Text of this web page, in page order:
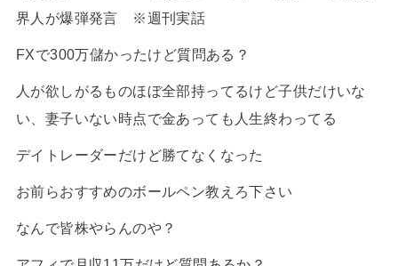
界人が爆弾発言 ※週刊実話
FXで300万儲かったけど質問ある？
人が欲しがるものほぼ全部持ってるけど子供だけいな
い、妻子いない時点で金あっても人生終わってる
デイトレーダーだけど勝てなくなった
お前らおすすめのボールペン教えろ下さい
なんで皆株やらんのや？